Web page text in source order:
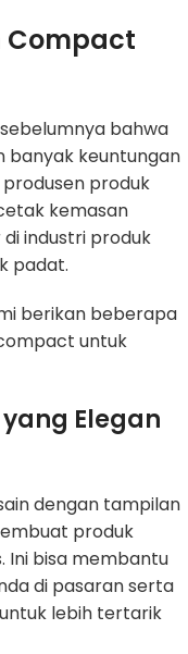
Compact
bahwa
banyak keuntungan
produsen produk
kemasan
industri produk
padat.
berikan beberapa
untuk
Elegan
dengan tampilan
produk
Ini bisa membantu
di pasaran serta
lebih tertarik